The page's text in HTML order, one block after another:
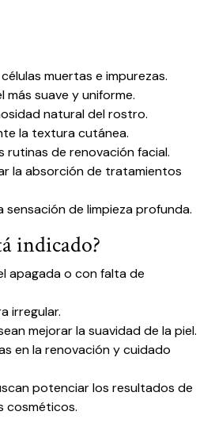
muertas e impurezas.
más suave y uniforme.
natural del rostro.
la textura cutánea.
rutinas de renovación facial.
la absorción de tratamientos
sensación de limpieza profunda.
indicado?
apagada o con falta de
irregular.
mejorar la suavidad de la piel.
en la renovación y cuidado
potenciar los resultados de
cosméticos.